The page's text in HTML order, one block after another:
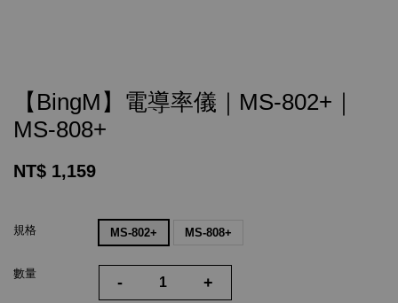
【BingM】電導率儀｜MS-802+｜
MS-808+
NT$ 1,159
規格 MS-802+ MS-808+
數量
- +